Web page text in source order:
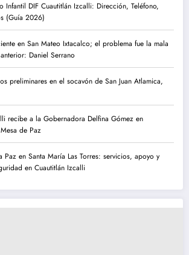
Infantil DIF Cuautitlán Izcalli: Dirección, Teléfono,
(Guía 2026)
en San Mateo Ixtacalco; el problema fue la mala
Daniel Serrano
preliminares en el socavón de San Juan Atlamica,
recibe a la Gobernadora Delfina Gómez en
de Paz
Paz en Santa María Las Torres: servicios, apoyo y
en Cuautitlán Izcalli